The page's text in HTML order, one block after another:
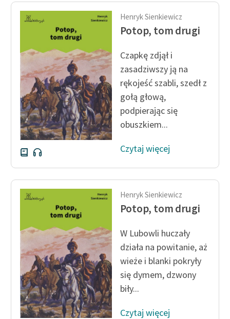
Henryk Sienkiewicz
Potop, tom drugi
Czapkę zdjął i
zasadziwszy ją na
rękojeść szabli, szedł z
gołą głową,
podpierając się
obuszkiem...
Czytaj więcej
Henryk Sienkiewicz
Potop, tom drugi
W Lubowli huczały
działa na powitanie, aż
wieże i blanki pokryły
się dymem, dzwony
biły...
Czytaj więcej